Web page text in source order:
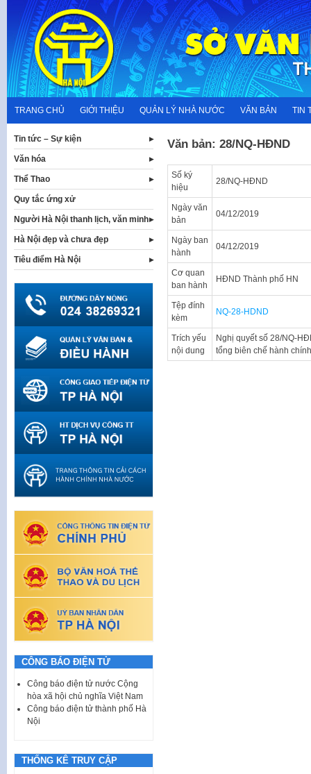
content
TRANG CHỦ GIỚI THIỆU QUẢN LÝ NHÀ NƯỚC VĂN BẢN TIN
Văn bản: 28/NQ-HĐND
Số ký
hiệu
28/NQ-HĐND
Ngày văn
bản
04/12/2019
Ngày ban
hành
04/12/2019
Cơ quan
ban hành
HĐND Thành phố HN
Tệp đính
kèm
NQ-28-HDND
Trích yếu
nội dung
Nghị quyết số 28/NQ-
tổng biên chế hành
Tin tức – Sự kiện
Văn hóa
Thể Thao
Quy tắc ứng xử
Người Hà Nội thanh lịch, văn minh
Hà Nội đẹp và chưa đẹp
Tiêu điểm Hà Nội
CÔNG BÁO ĐIỆN TỬ
Công báo điện tử nước Cộng
hòa xã hội chủ nghĩa Việt Nam
Công báo điện tử thành phố Hà
Nội
THỐNG KÊ TRUY CẬP